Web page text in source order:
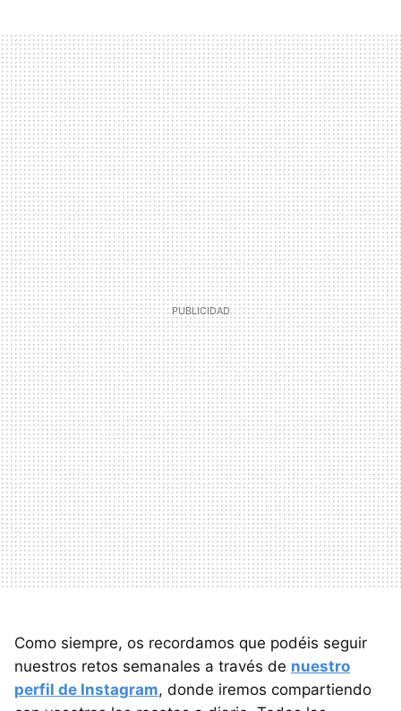
Como siempre, os recordamos que podéis seguir
nuestros retos semanales a través de nuestro
perfil de Instagram, donde iremos compartiendo